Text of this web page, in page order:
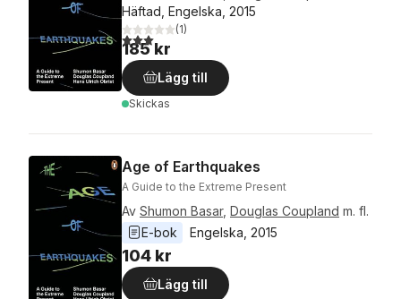
Häftad, Engelska, 2015
3,0utav 5 stjärnor. Totalt antal röster:
(1)
185 kr
Lägg till
Skickas
Age of Earthquakes
A Guide to the Extreme Present
Av Shumon Basar, Douglas Coupland m. fl.
E-bok
Engelska, 2015
104 kr
Lägg till